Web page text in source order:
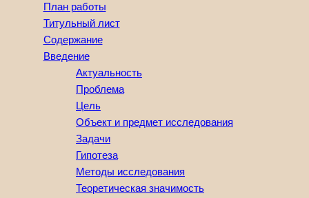
План работы
Титульный лист
Содержание
Введение
Актуальность
Проблема
Цель
Объект и предмет исследования
Задачи
Гипотеза
Методы исследования
Теоретическая значимость